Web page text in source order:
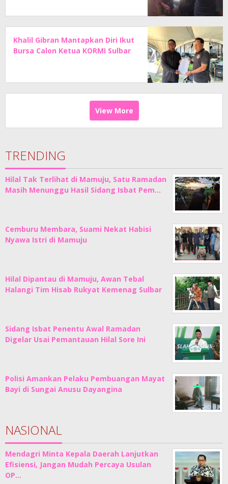
Khalil Gibran Mantapkan Diri Ikut
Bursa Calon Ketua KORMI Sulbar
View More
TRENDING
Hilal Tak Terlihat di Mamuju, Satu Ramadan
Masih Menunggu Hasil Sidang Isbat Pem…
Cemburu Membara, Suami Nekat Habisi
Nyawa Istri di Mamuju
Hilal Dipantau di Mamuju, Awan Tebal
Halangi Tim Hisab Rukyat Kemenag Sulbar
Sidang Isbat Penentu Awal Ramadan
Digelar Usai Pemantauan Hilal Sore Ini
Polisi Amankan Pelaku Pembuangan Mayat
Bayi di Sungai Anusu Dayangina
NASIONAL
Mendagri Minta Kepala Daerah Lanjutkan
Efisiensi, Jangan Mudah Percaya Usulan
OP…